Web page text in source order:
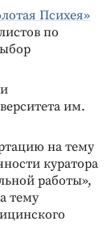
Психея»
по
им.
на тему
куратора
работы»,
тему